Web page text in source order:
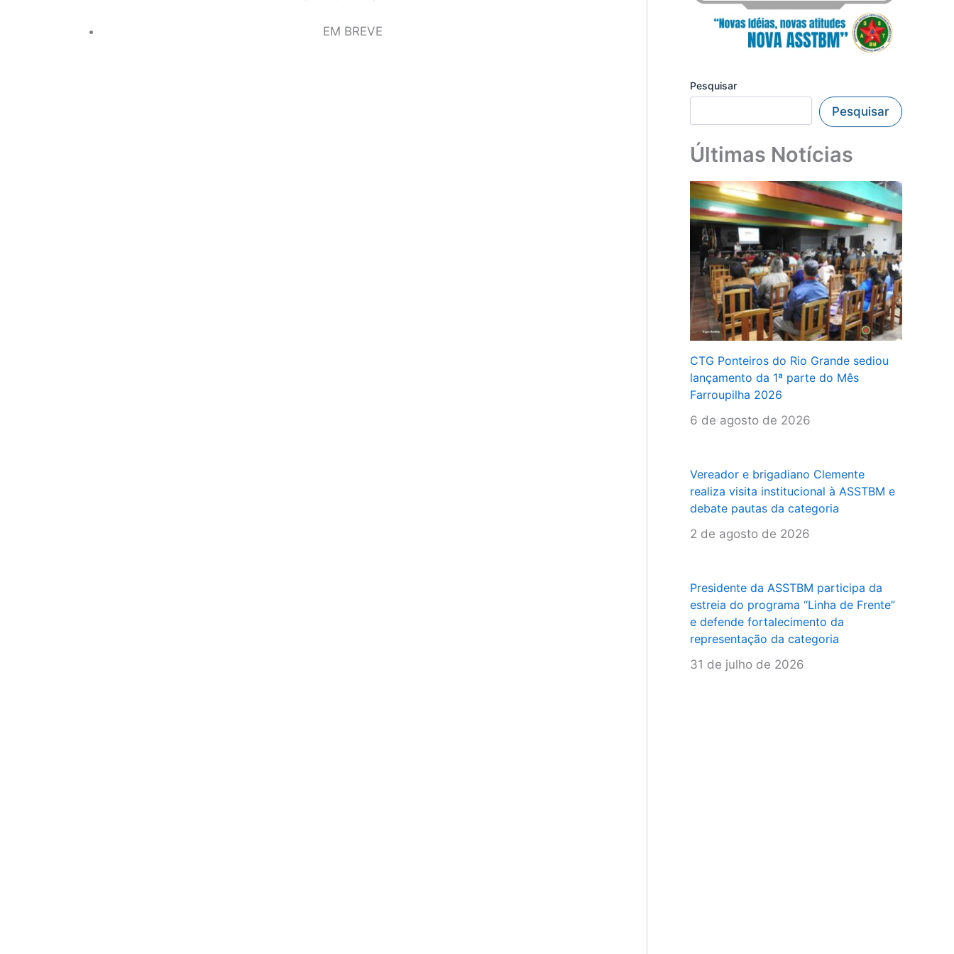
EM BREVE
Pesquisar
Pesquisar
Últimas Notícias
CTG Ponteiros do Rio Grande sediou
lançamento da 1ª parte do Mês
Farroupilha 2026
6 de agosto de 2026
Vereador e brigadiano Clemente
realiza visita institucional à ASSTBM e
debate pautas da categoria
2 de agosto de 2026
Presidente da ASSTBM participa da
estreia do programa “Linha de Frente”
e defende fortalecimento da
representação da categoria
31 de julho de 2026